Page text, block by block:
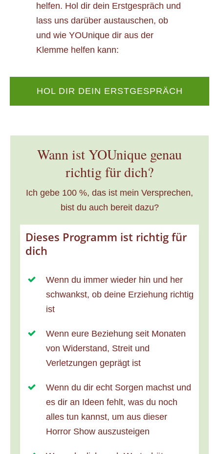
helfen. Hol dir dein Erstgespräch und
lass uns darüber austauschen, ob
und wie YOUnique dir aus der
Klemme helfen kann:
HOL DIR DEIN ERSTGESPRÄCH
Wann ist YOUnique genau
richtig für dich?
Ich gebe 100 %, das ist mein Versprechen,
bist du auch bereit dazu?
Dieses Programm ist richtig für
dich
Wenn du immer wieder hin und her
schwankst, ob deine Erziehung richtig
ist
Wenn eure Beziehung seit Monaten
von Widerstand, Streit und
Verletzungen geprägt ist
Wenn du dir echt Sorgen machst und
es dir an Ideen fehlt, was du noch
alles tun kannst, um aus dieser
Horror Show auszusteigen